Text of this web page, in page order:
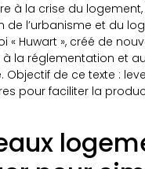
à la crise du
de l’urbanisme et du
« Huwart », créé de
la réglementation et
Objectif de ce texte :
pour faciliter la